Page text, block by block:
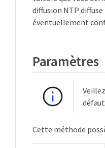
diffusion NTP
éventuellement
Paramètres
Cette méthode